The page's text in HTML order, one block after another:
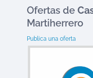
Ofertas de
Martiherrero
Publica una oferta